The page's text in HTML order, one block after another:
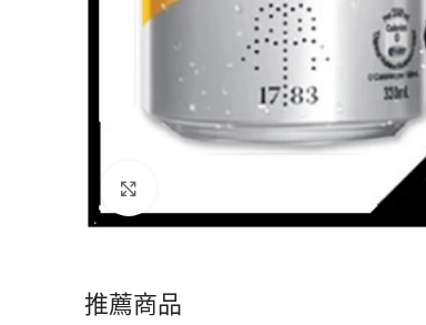
推薦商品